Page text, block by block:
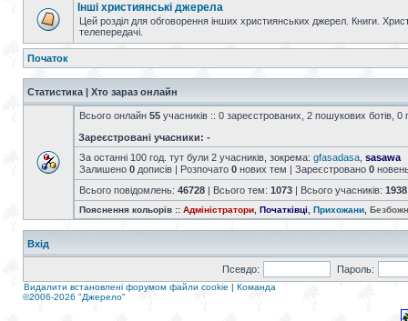
Інші християнські джерела
Цей розділ для обговорення інших християнських джерел. Книги.
телепередачі.
Початок
Статистика | Хто зараз онлайн
Всього онлайн 55 учасників :: 0 зареєстрованих, 2 пошукових ботів, 0
Зареєстровані учасники: -
За останні 100 год. тут були 2 учасників, зокрема: gfasadasa sasawa
Залишено 0 дописів | Розпочато 0 нових тем | Зареєстровано 0
Всього повідомлень: 46728 | Всього тем: 1073 | Всього учасників: 1938
Пояснення кольорів :: Адміністратори Початківці Прихожани
Вхід
Псевдо: Пароль:
Видалити встановлені форумом файли cookie | Команда
©2006-2026 "Джерело"